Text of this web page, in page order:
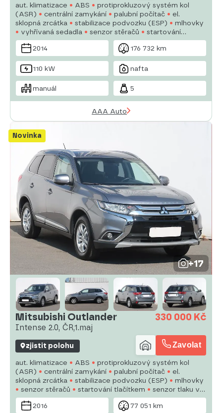
aut. klimatizace ABS
protiprokluzový systém kol
(ASR)
centrální zamykání palubní počítač
el.
sklopná zrcátka
stabilizace podvozku (ESP)
mlhovky
vyhřívaná sedadla
senzor stěračů
startování
tlačítkem
senzor tlaku v pneumatikách USB
6x
airbag
parkovací asistent
2014 176 732 km
110 kW nafta
manuál 5
AAA Auto
Novinka
+17
Mitsubishi Outlander
Intense 2.0, ČR,1.maj
330 000 Kč
zjistit polohu Zavolat
aut. klimatizace ABS
protiprokluzový systém kol
(ASR)
centrální zamykání palubní počítač
el.
sklopná zrcátka
stabilizace podvozku (ESP)
mlhovky
senzor stěračů
startování tlačítkem
senzor tlaku v
pneumatikách
USB 6x airbag
parkovací asistent
posilovač řízení
2016 77 051 km